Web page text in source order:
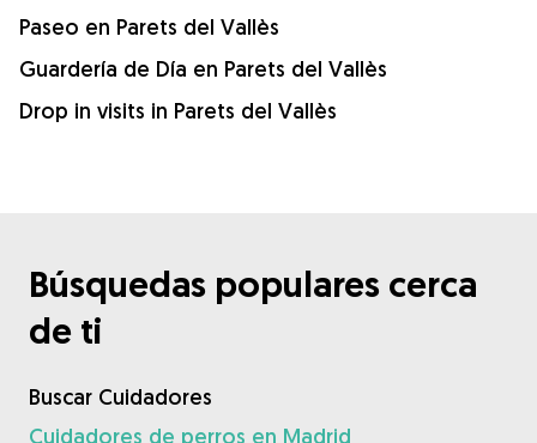
Paseo en Parets del Vallès
Guardería de Día en Parets del Vallès
Drop in visits in Parets del Vallès
Búsquedas populares cerca
de ti
Buscar Cuidadores
Cuidadores de perros en Madrid